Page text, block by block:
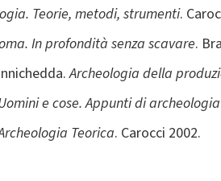
Teorie, metodi, strumenti.
In profondità senza scavare.
Archeologia della
e cose. Appunti di archeologia
Teorica. Carocci 2002.